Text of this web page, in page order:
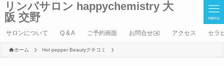
リンパサロン happychemistry 大
阪 交野
menu
サロンについて Q & A ご予約画面 お問合せ✉️ アクセス セラ
ホーム Hot pepper Beautyクチコミ